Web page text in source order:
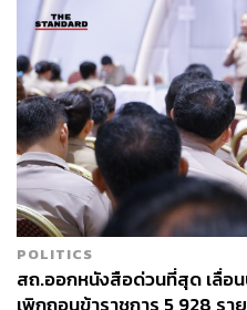
POLITICS
สถ.ออกหนังสือด่วนที่สุด เลื่อ